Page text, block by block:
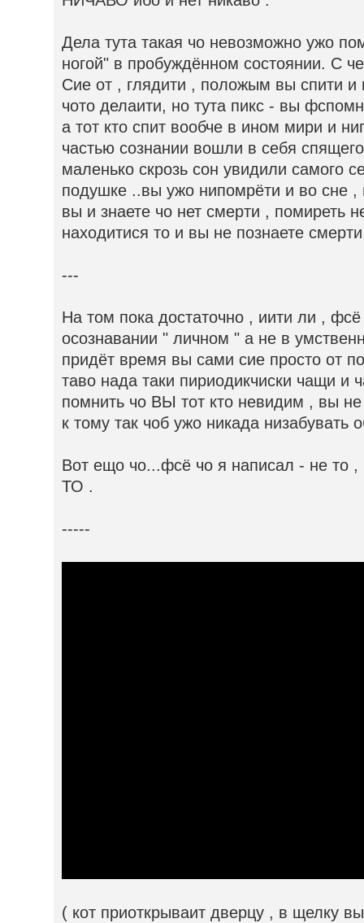
Дела тута такая чо невозможно ужо
ногой" в пробуждённом состоянии. С
Сие от , глядити , положым вы спити и
чото делаити, но тута пикс - вы
а тот кто спит вообче в ином мири и
частью сознании вошли в себя
маленько скрозь сон увидили самого
подушке ..вы ужо нипомрёти и во сне ,
вы и знаете чо нет смерти , помиреть
находитися то и вы не познаете
---
На том пока достаточно , иити ли ,
осознавании " личном " а не в
придёт время вы сами сие просто от
таво нада таки пириодикчиски чащи и
помнить чо ВЫ тот кто невидим , вы
к тому так чоб ужо никада низабувать
Вот ещо чо...фсё чо я написал - не то ,
ТО .
-----
( кот приоткрываит дверцу , в щелку